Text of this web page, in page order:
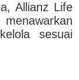
Allianz Life
sesuai